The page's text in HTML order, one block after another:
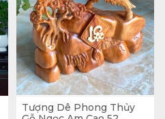
Tượng Dê Phong Thủy